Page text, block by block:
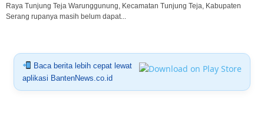
Raya Tunjung Teja Warunggunung, Kecamatan Tunjung Teja, Kabupaten
Serang rupanya masih belum dapat...
Baca berita lebih cepat lewat
aplikasi BantenNews.co.id